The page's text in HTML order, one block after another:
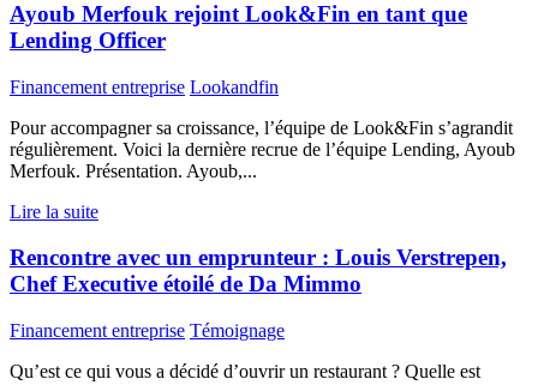
Ayoub Merfouk rejoint Look&Fin en tant que
Lending Officer
Financement entreprise Lookandfin
Pour accompagner sa croissance, l’équipe de Look&Fin s’agrandit
régulièrement. Voici la dernière recrue de l’équipe Lending, Ayoub
Merfouk. Présentation. Ayoub,...
Lire la suite
Rencontre avec un emprunteur : Louis Verstrepen,
Chef Executive étoilé de Da Mimmo
Financement entreprise Témoignage
Qu’est ce qui vous a décidé d’ouvrir un restaurant ? Quelle est